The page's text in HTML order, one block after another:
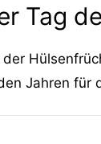
Tag
Jahren für